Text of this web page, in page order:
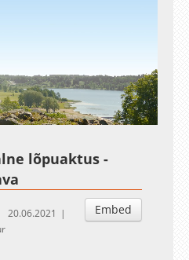
Esituskiirused
Auto
lõpuaktus -
Embed
20.06.2021